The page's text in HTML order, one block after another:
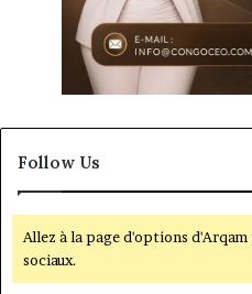
Follow Us
Allez à la page d'options
sociaux.